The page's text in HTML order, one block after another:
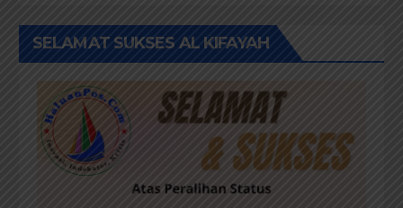
SELAMAT SUKSES AL KIFAYAH